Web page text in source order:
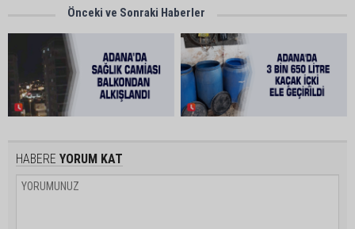
Önceki ve Sonraki Haberler
HABERE YORUM KAT